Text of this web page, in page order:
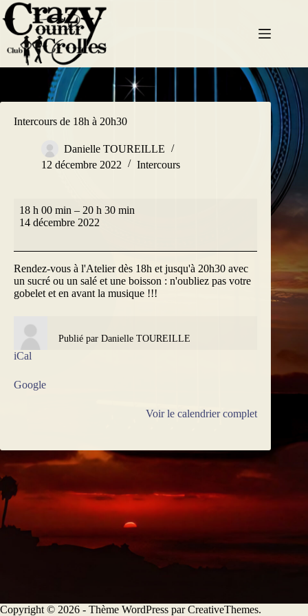
Passer
au
contenu
Intercours de 18h à 20h30
Danielle TOUREILLE
12 décembre 2022
Intercours
Intercours
de
18h
20h30
18 h 00 min – 20 h 30 min
14 décembre 2022
Rendez-vous à l'Atelier dès 18h et jusqu'à 20h30 avec
un sucré ou un salé et une boisson : n'oubliez pas votre
gobelet et en avant la musique !!!
Publié par Danielle TOUREILLE
iCal
Google
Voir le calendrier complet
Copyright © 2026 - Thème WordPress parCreativeThemes.